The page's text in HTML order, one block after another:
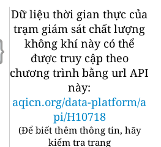
Dữ liệu thời gian thực của
trạm giám sát chất lượng
không khí này có thể
được truy cập theo
chương trình bằng url API
này:
aqicn.org/data-platform/a
pi/H10718
(Để biết thêm thông tin, hãy
kiểm tra trang